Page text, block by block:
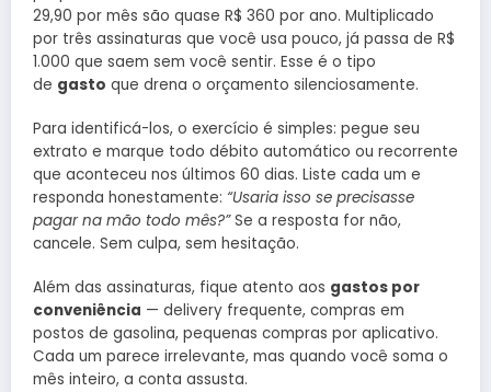
29,90 por mês são quase R$ 360 por ano. Multiplicado
por três assinaturas que você usa pouco, já passa de R$
1.000 que saem sem você sentir. Esse é o tipo
de gasto que drena o orçamento silenciosamente.
Para identificá-los, o exercício é simples: pegue seu
extrato e marque todo débito automático ou recorrente
que aconteceu nos últimos 60 dias. Liste cada um e
responda honestamente: “Usaria isso se precisasse
pagar na mão todo mês?”Se a resposta for não,
cancele. Sem culpa, sem hesitação.
Além das assinaturas, fique atento aos gastos por
conveniência — delivery frequente, compras em
postos de gasolina, pequenas compras por aplicativo.
Cada um parece irrelevante, mas quando você soma o
mês inteiro, a conta assusta.